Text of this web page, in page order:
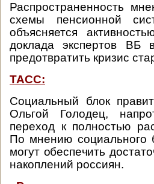
Распространенность
схемы пенсионной
объясняется
доклада экспертов ВБ
предотвратить кризис
ТАСС:
Социальный блок
Ольгой Голодец,
переход к полностью
По мнению
могут обеспечить
накоплений россиян.